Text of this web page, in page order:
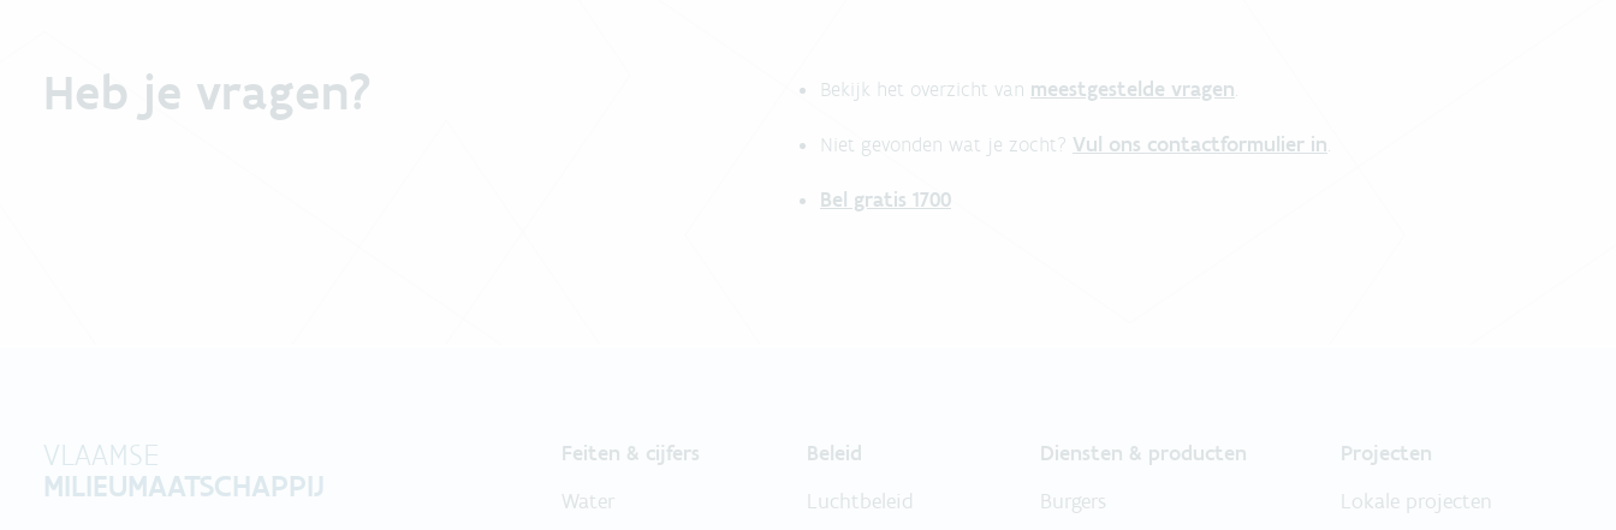
Heb je vragen? Bekijk het overzicht van meestgestelde vragen.
Niet gevonden wat je zocht? Vul ons contactformulier in.
Bel gratis 1700
VLAAMSE
MILIEUMAATSCHAPPIJ
Feiten & cijfers
Water
Beleid
Luchtbeleid
Diensten & producten
Burgers
Projecten
Lokale projecten